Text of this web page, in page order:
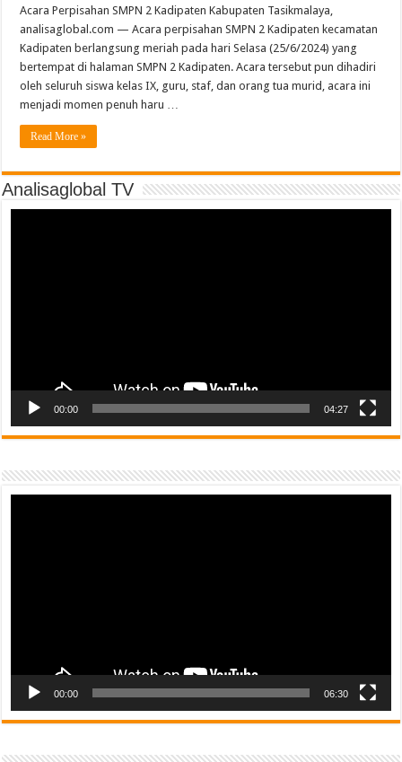
Acara Perpisahan SMPN 2 Kadipaten Kabupaten Tasikmalaya,
analisaglobal.com — Acara perpisahan SMPN 2 Kadipaten kecamatan
Kadipaten berlangsung meriah pada hari Selasa (25/6/2024) yang
bertempat di halaman SMPN 2 Kadipaten. Acara tersebut pun dihadiri
oleh seluruh siswa kelas IX, guru, staf, dan orang tua murid, acara ini
menjadi momen penuh haru …
Read More »
Analisaglobal TV
00:00 04:27
00:00 06:30